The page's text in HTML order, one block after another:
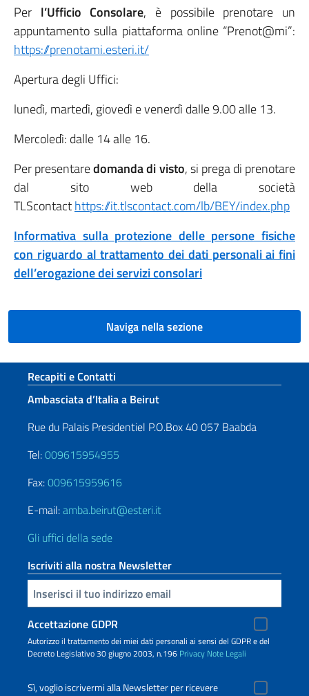
Per l’Ufficio Consolare, è possibile prenotare un
appuntamento sulla piattaforma online “Prenot@mi”:
https://prenotami.esteri.it/
Apertura degli Uffici:
lunedì, martedì, giovedì e venerdì dalle 9.00 alle 13.
Mercoledì: dalle 14 alle 16.
Per presentaredomanda di visto, si prega di prenotare
dal sito web della società
TLScontacthttps://it.tlscontact.com/lb/BEY/index.php
Informativa sulla protezione delle persone fisiche
con riguardo al trattamento dei dati personali ai fini
dell’erogazione dei servizi consolari
Naviga nella sezione
Sezione footer
Recapiti e Contatti
Ambasciata d’Italia a Beirut
Rue du Palais Presidentiel P.O.Box 40 057 Baabda
Tel:009615954955
Fax:009615959616
E-mail:amba.beirut@esteri.it
Gli uffici della sede
Iscriviti alla nostra Newsletter
Inserisci la tua email
Accettazione GDPR
Autorizzo il trattamento dei miei dati personali ai sensi del GDPR e del
Decreto Legislativo 30 giugno 2003, n.196 Privacy Note Legali
Sì, voglio iscrivermi alla Newsletter per ricevere